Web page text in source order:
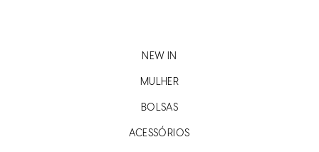
NEW IN
MULHER
BOLSAS
ACESSÓRIOS